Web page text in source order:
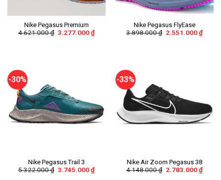
Nike Pegasus Premium
4.621.000₫ 3.277.000₫
Nike Pegasus FlyEase
3.898.000₫ 2.551.000₫
-30%
Nike Pegasus Trail 3
5.322.000₫ 3.745.000₫
-33%
Nike Air Zoom Pegasus 38
4.148.000₫ 2.783.000₫